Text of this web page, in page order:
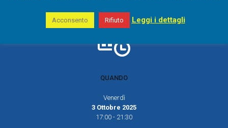
QUANDO
Venerdì
3 Ottobre 2025
17:00 - 21:30
Acconsento Rifiuto Leggi i dettagli